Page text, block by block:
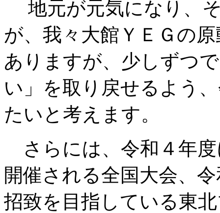
地元が元気になり、
が、我々大館ＹＥＧの
ありますが、少しずつ
い」を取り戻せるよう
たいと考えます。
さらには、令和４年
開催される全国大会、
招致を目指している東